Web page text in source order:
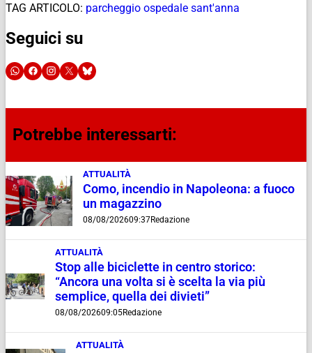
TAG ARTICOLO: parcheggio ospedale sant'anna
Seguici su
Potrebbe interessarti:
ATTUALITÀ
Como, incendio in Napoleona: a fuoco
un magazzino
08/08/202609:37Redazione
ATTUALITÀ
Stop alle biciclette in centro storico:
“Ancora una volta si è scelta la via più
semplice, quella dei divieti”
08/08/202609:05Redazione
ATTUALITÀ